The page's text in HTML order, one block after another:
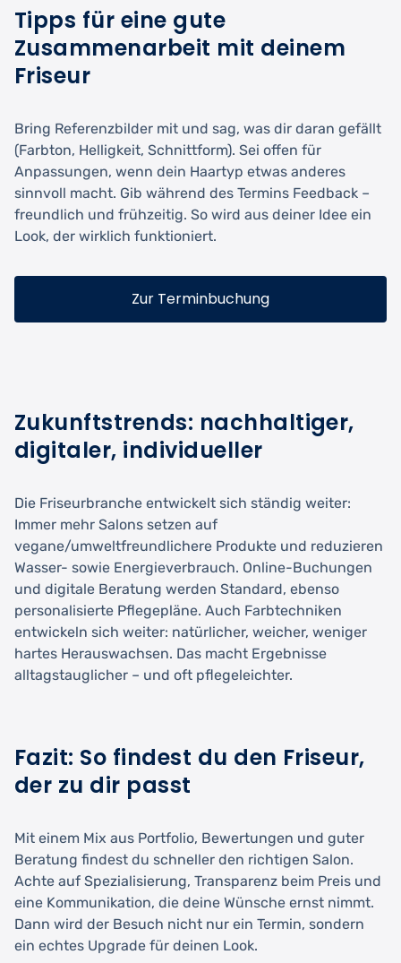
Tipps für eine gute
Zusammenarbeit mit deinem
Friseur
Bring Referenzbilder mit und sag, was dir daran gefällt
(Farbton, Helligkeit, Schnittform). Sei offen für
Anpassungen, wenn dein Haartyp etwas anderes
sinnvoll macht. Gib während des Termins Feedback –
freundlich und frühzeitig. So wird aus deiner Idee ein
Look, der wirklich funktioniert.
Zur Terminbuchung
Zukunftstrends: nachhaltiger,
digitaler, individueller
Die Friseurbranche entwickelt sich ständig weiter:
Immer mehr Salons setzen auf
vegane/umweltfreundlichere Produkte und reduzieren
Wasser- sowie Energieverbrauch. Online-Buchungen
und digitale Beratung werden Standard, ebenso
personalisierte Pflegepläne. Auch Farbtechniken
entwickeln sich weiter: natürlicher, weicher, weniger
hartes Herauswachsen. Das macht Ergebnisse
alltagstauglicher – und oft pflegeleichter.
Fazit: So findest du den Friseur,
der zu dir passt
Mit einem Mix aus Portfolio, Bewertungen und guter
Beratung findest du schneller den richtigen Salon.
Achte auf Spezialisierung, Transparenz beim Preis und
eine Kommunikation, die deine Wünsche ernst nimmt.
Dann wird der Besuch nicht nur ein Termin, sondern
ein echtes Upgrade für deinen Look.